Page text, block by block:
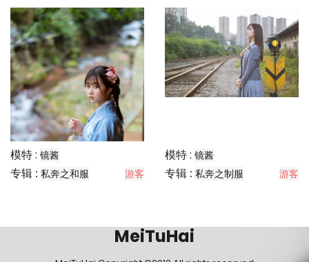
模特 : 镜酱
专辑 : 私奔之和服 游客
模特 : 镜酱
专辑 : 私奔之制服 游客
MeiTuHai